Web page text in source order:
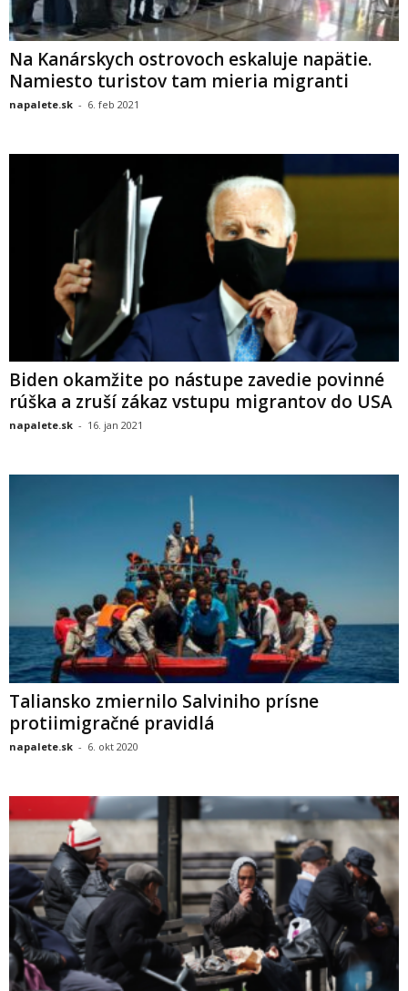
Na Kanárskych ostrovoch eskaluje napätie.
Namiesto turistov tam mieria migranti
napalete.sk - 6. feb 2021
Biden okamžite po nástupe zavedie povinné
rúška a zruší zákaz vstupu migrantov do USA
napalete.sk - 16. jan 2021
Taliansko zmiernilo Salviniho prísne
protiimigračné pravidlá
napalete.sk - 6. okt 2020